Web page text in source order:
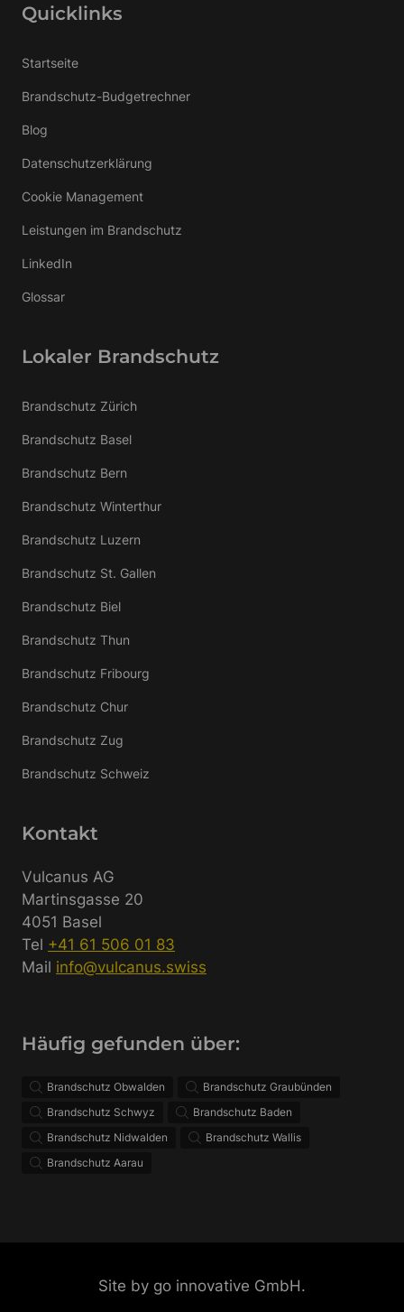
Quicklinks
Startseite
Brandschutz-Budgetrechner
Blog
Datenschutzerklärung
Cookie Management
Leistungen im Brandschutz
LinkedIn
Glossar
Lokaler Brandschutz
Brandschutz Zürich
Brandschutz Basel
Brandschutz Bern
Brandschutz Winterthur
Brandschutz Luzern
Brandschutz St. Gallen
Brandschutz Biel
Brandschutz Thun
Brandschutz Fribourg
Brandschutz Chur
Brandschutz Zug
Brandschutz Schweiz
Kontakt
Vulcanus AG
Martinsgasse 20
4051 Basel
Tel +41 61 506 01 83
Mail info@vulcanus.swiss
Häufig gefunden über:
Brandschutz Obwalden
Brandschutz Graubünden
Brandschutz Schwyz
Brandschutz Baden
Brandschutz Nidwalden
Brandschutz Wallis
Brandschutz Aarau
Site by go innovative GmbH.